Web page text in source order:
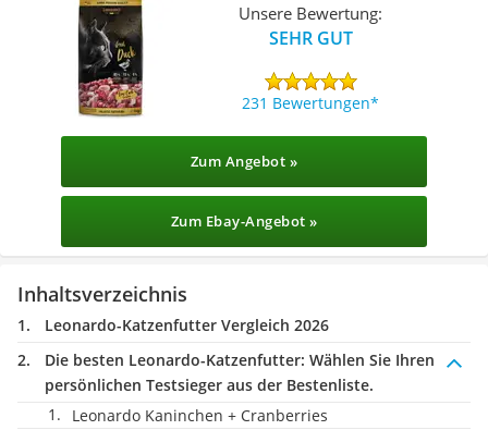
Unsere Bewertung:
SEHR GUT
231 Bewertungen
Zum Angebot »
Zum Ebay-Angebot »
Inhaltsverzeichnis
Leonardo-Katzenfutter Vergleich 2026
Die besten Leonardo-Katzenfutter: Wählen Sie Ihren
persönlichen Testsieger aus der Bestenliste.
Leonardo Kaninchen + Cranberries